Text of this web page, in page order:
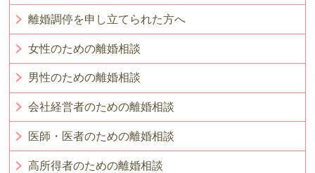
離婚調停を申し立てられた方へ
女性のための離婚相談
男性のための離婚相談
会社経営者のための離婚相談
医師・医者のための離婚相談
高所得者のための離婚相談